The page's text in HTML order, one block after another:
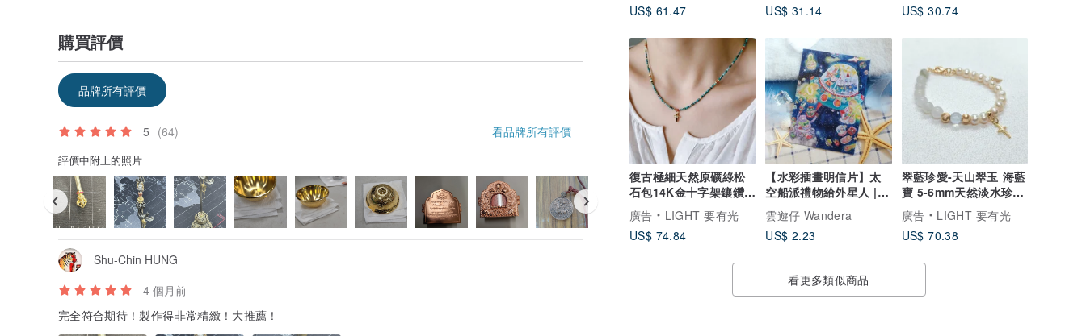
US$ 61.47
US$ 31.14
US$ 30.74
復古極細天然原礦綠松
石包14K金十字架鑲鑽項
鍊
廣告
LIGHT 要有光
US$ 74.84
【水彩插畫明信片】太
空船派禮物給外星人 |
雲遊仔 Wandera
US$ 2.23
翠藍珍愛-天山翠玉 海藍
寶 5-6mm天然淡水珍珠
包14K金十字架手鏈
廣告
LIGHT 要有光
US$ 70.38
看更多類似商品
購買評價
品牌所有評價
5 (64) 看品牌所有評價
評價中附上的照片
Shu-Chin HUNG
4 個月前
完全符合期待！製作得非常精緻！大推薦！